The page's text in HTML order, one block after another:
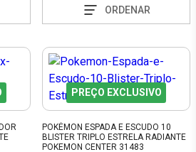
ORDENAR
PREÇO EXCLUSIVO
POKÉMON ESPADA E ESCUDO 10
BLISTER TRIPLO ESTRELA RADIANTE
POKEMON CENTER 31483